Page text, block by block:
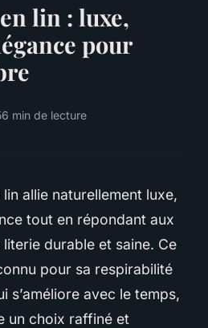
lin : luxe,
pour
6 min de lecture
allie naturellement luxe,
tout en répondant aux
literie durable et saine. Ce
pour sa respirabilité
s’améliore avec le temps,
un choix raffiné et